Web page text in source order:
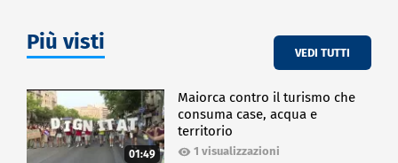
Più visti VEDI TUTTI
01:49
Maiorca contro il turismo che
consuma case, acqua e
territorio
1 visualizzazioni